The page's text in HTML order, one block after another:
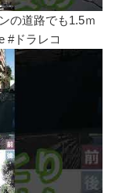
の道路でも1.5ｍ
#ドラレコ